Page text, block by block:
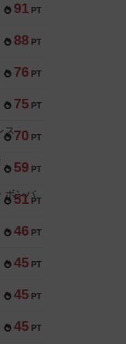
91 PT
88 PT
76 PT
75 PT
70 PT
59 PT
51 PT
46 PT
45 PT
45 PT
45 PT